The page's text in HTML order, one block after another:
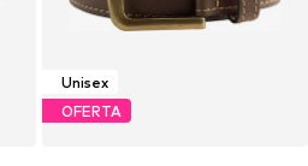
Unisex
OFERTA